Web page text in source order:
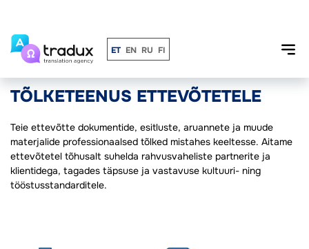
ET EN RU FI
TÕLKETEENUS ETTEVÕTETELE
Teie ettevõtte dokumentide, esitluste, aruannete ja muude
materjalide professionaalsed tõlked mistahes keeltesse. Aitame
ettevõtetel tõhusalt suhelda rahvusvaheliste partnerite ja
klientidega, tagades täpsuse ja vastavuse kultuuri- ning
tööstusstandarditele.